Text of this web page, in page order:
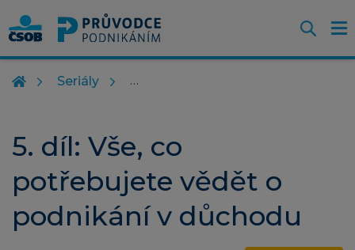
Seriály
5. díl: Vše, co
potřebujete vědět o
podnikání v důchodu